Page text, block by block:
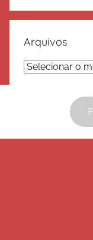
Arquivos
Arquivos